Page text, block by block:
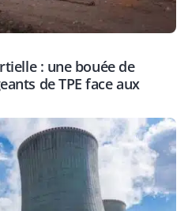
: une bouée de
de TPE face aux